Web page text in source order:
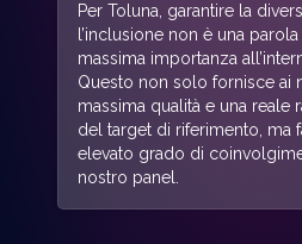
Per Toluna, garantire la
l’inclusione non è una
massima importanza
Questo non solo fornisce ai
massima qualità e una reale
del target di riferimento, ma
elevato grado di
nostro panel.